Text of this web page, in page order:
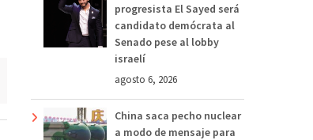
progresista El Sayed será
candidato demócrata al
Senado pese al lobby
israelí
agosto 6, 2026
China saca pecho nuclear
a modo de mensaje para